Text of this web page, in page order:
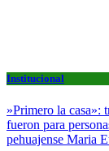
Institucional
»Primero la casa»:
fueron para
pehuajense Maria